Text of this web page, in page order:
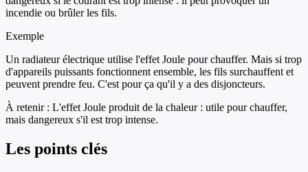
incendie ou brûler les fils.
Exemple
Un radiateur électrique utilise l'effet Joule pour chauffer. Mais si trop
d'appareils puissants fonctionnent ensemble, les fils surchauffent et
peuvent prendre feu. C'est pour ça qu'il y a des disjoncteurs.
À retenir : L'effet Joule produit de la chaleur : utile pour chauffer,
mais dangereux s'il est trop intense.
Les points clés